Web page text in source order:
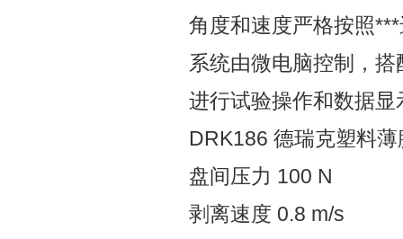
角度和速度严格按照
系统由微电脑控制，
进行试验操作和数据
DRK186 德瑞克塑料薄
盘间压力 100 N
剥离速度 0.8 m/s